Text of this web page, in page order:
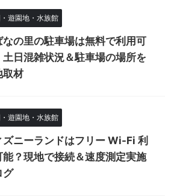
遊園地・水族館
なの里の駐車場は無料で利用可
土日混雑状況＆駐車場の場所を
取材
遊園地・水族館
ズニーランドはフリー Wi-Fi 利
能？現地で接続＆速度測定実施
グ